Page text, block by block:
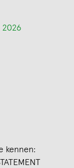
2026
kennen: